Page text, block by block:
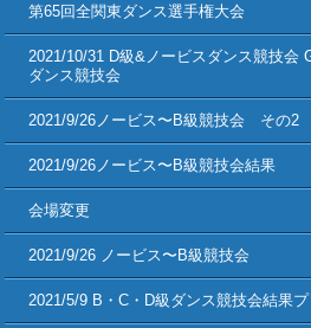
第65回全関東ダンス選手権大会
2021/10/31 D級&ノービスダンス競技会
ダンス競技会
2021/9/26ノービス〜B級競技会 その2
2021/9/26ノービス〜B級競技会結果
会場変更
2021/9/26 ノービス〜B級競技会
2021/5/9 B・C・D級ダンス競技会結果